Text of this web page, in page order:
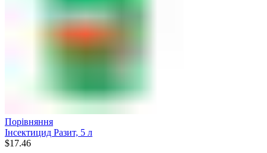
Порівняння
Інсектицид Разит, 5 л
$17.46